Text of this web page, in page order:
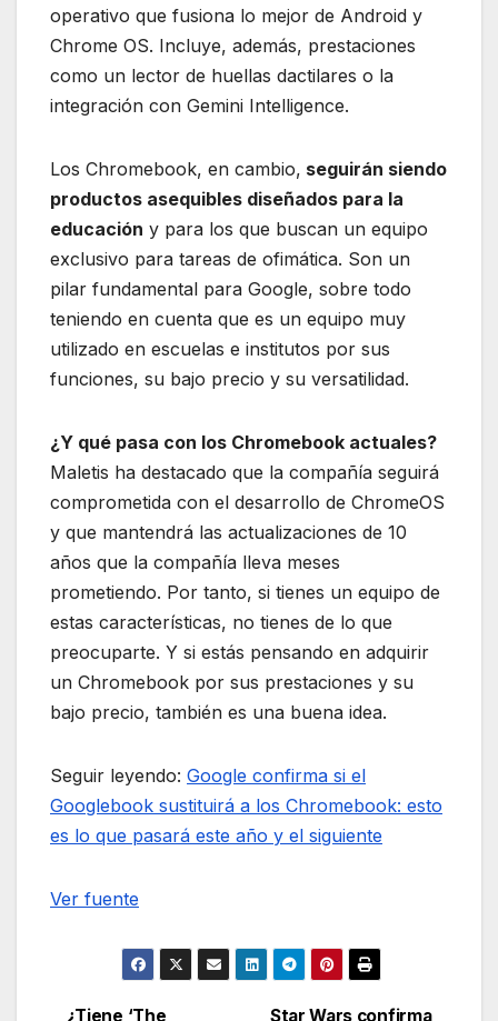
operativo que fusiona lo mejor de Android y
Chrome OS. Incluye, además, prestaciones
como un lector de huellas dactilares o la
integración con Gemini Intelligence.
Los Chromebook, en cambio, seguirán siendo
productos asequibles diseñados para la
educación y para los que buscan un equipo
exclusivo para tareas de ofimática. Son un
pilar fundamental para Google, sobre todo
teniendo en cuenta que es un equipo muy
utilizado en escuelas e institutos por sus
funciones, su bajo precio y su versatilidad.
¿Y qué pasa con los Chromebook actuales?
Maletis ha destacado que la compañía seguirá
comprometida con el desarrollo de ChromeOS
y que mantendrá las actualizaciones de 10
años que la compañía lleva meses
prometiendo. Por tanto, si tienes un equipo de
estas características, no tienes de lo que
preocuparte. Y si estás pensando en adquirir
un Chromebook por sus prestaciones y su
bajo precio, también es una buena idea.
Seguir leyendo: Google confirma si el
Googlebook sustituirá a los Chromebook: esto
es lo que pasará este año y el siguiente
Ver fuente
Star Wars confirma
¿Tiene ‘The